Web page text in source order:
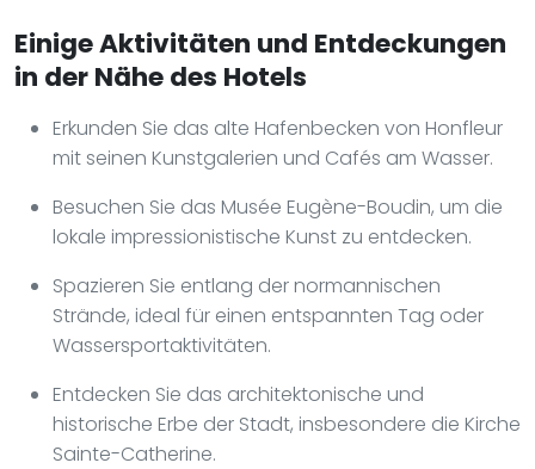
Einige Aktivitäten und Entdeckungen
in der Nähe des Hotels
Erkunden Sie das alte Hafenbecken von Honfleur
mit seinen Kunstgalerien und Cafés am Wasser.
Besuchen Sie das Musée Eugène-Boudin, um die
lokale impressionistische Kunst zu entdecken.
Spazieren Sie entlang der normannischen
Strände, ideal für einen entspannten Tag oder
Wassersportaktivitäten.
Entdecken Sie das architektonische und
historische Erbe der Stadt, insbesondere die Kirche
Sainte-Catherine.